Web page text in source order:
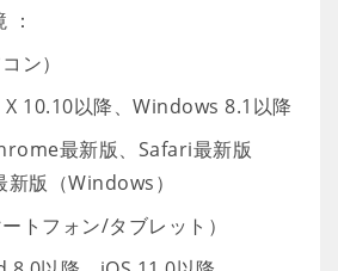
：
ン）
X 10.10以降、Windows 8.1以降
最新版、Safari最新版
新版（Windows）
トフォン/タブレット）